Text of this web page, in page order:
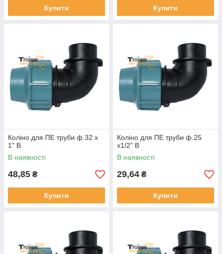
Купити Купити
Коліно для ПЕ труби ф.32 х
1" В
В наявності
48,85 ₴
Купити
Коліно для ПЕ труби ф.25
х1/2" В
В наявності
29,64 ₴
Купити